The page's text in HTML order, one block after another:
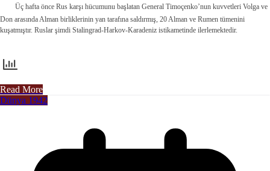
Üç hafta önce Rus karşı hücumunu başlatan General Timoçenko’nun kuvvetleri Volga ve
Don arasında Alman birlikle­rinin yan tarafına saldırmış, 20 Alman ve Rumen tüme­nini
kuşatmıştır. Ruslar şimdi Stalingrad-Harkov-Karadeniz istikametinde ilerlemektedir.
Read More
Dünya 1942